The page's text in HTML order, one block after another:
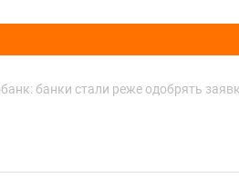
банки стали реже одобрять